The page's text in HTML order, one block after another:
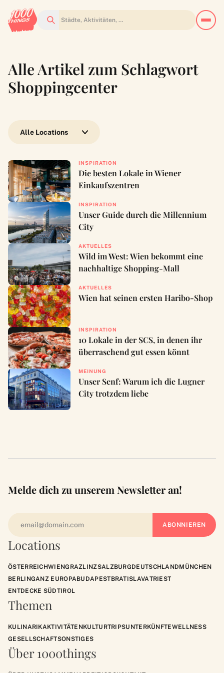
Suchen
Alle Artikel zum Schlagwort
Shoppingcenter
INSPIRATION
Die besten Lokale in Wiener
Einkaufszentren
INSPIRATION
Unser Guide durch die Millennium
City
AKTUELLES
Wild im West: Wien bekommt eine
nachhaltige Shopping-Mall
AKTUELLES
Wien hat seinen ersten Haribo-Shop
INSPIRATION
10 Lokale in der SCS, in denen ihr
überraschend gut essen könnt
MEINUNG
Unser Senf: Warum ich die Lugner
City trotzdem liebe
Locations
ÖSTERREICHWIENGRAZLINZSALZBURGDEUTSCHLANDMÜNCHEN
BERLINGANZ EUROPABUDAPESTBRATISLAVATRIEST
ENTDECKE SÜDTIROL
Themen
KULINARIKAKTIVITÄTENKULTURTRIPSUNTERKÜNFTEWELLNESS
GESELLSCHAFTSONSTIGES
Über 1000things
Melde dich zu unserem Newsletter an!